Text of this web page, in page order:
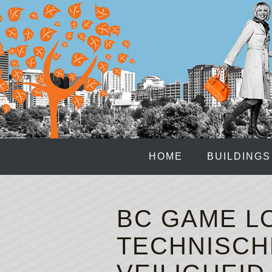
HOME BUILDINGS
BC GAME